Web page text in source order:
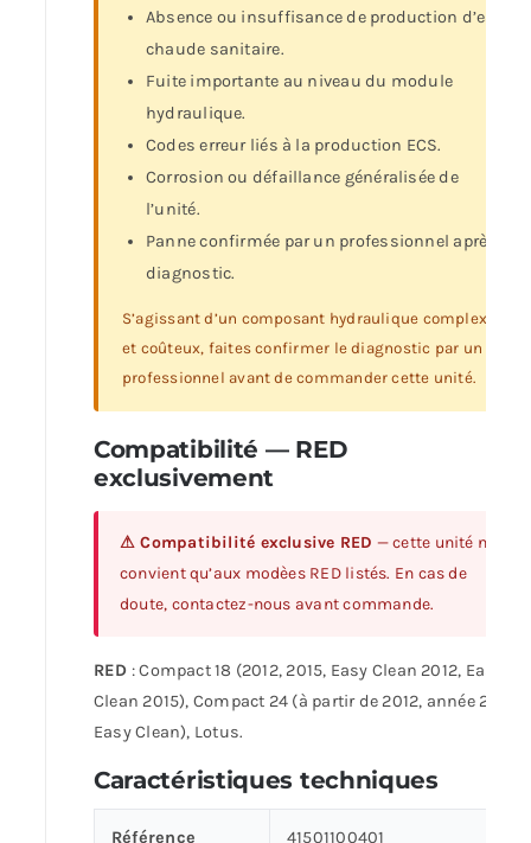
Absence ou insuffisance de production d’eau
chaude sanitaire.
Fuite importante au niveau du module
hydraulique.
Codes erreur liés à la production ECS.
Corrosion ou défaillance généralisée de
l’unité.
Panne confirmée par un professionnel après
diagnostic.
S’agissant d’un composant hydraulique complexe
et coûteux, faites confirmer le diagnostic par un
professionnel avant de commander cette unité.
Compatibilité — RED
exclusivement
⚠ Compatibilité exclusive RED — cette unité ne
convient qu’aux modèes RED listés. En cas de
doute, contactez-nous avant commande.
RED : Compact 18 (2012, 2015, Easy Clean 2012, Easy
Clean 2015), Compact 24 (à partir de 2012, année 2011,
Easy Clean), Lotus.
Caractéristiques techniques
Référence 41501100401